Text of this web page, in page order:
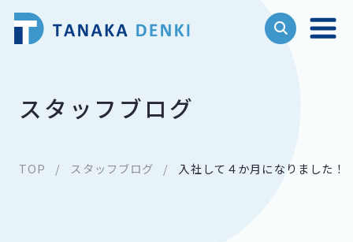
スタッフブログ
TOP スタッフブログ 入社して４か月になりました！